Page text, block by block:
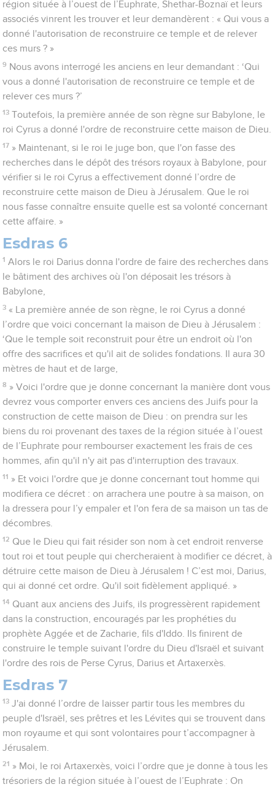
région située à l’ouest de l’Euphrate, Shethar-Boznaï et leurs
associés vinrent les trouver et leur demandèrent : « Qui vous a
donné l'autorisation de reconstruire ce temple et de relever
ces murs ? »
9 Nous avons interrogé les anciens en leur demandant : ‘Qui
vous a donné l'autorisation de reconstruire ce temple et de
relever ces murs ?’
13 Toutefois, la première année de son règne sur Babylone, le
roi Cyrus a donné l'ordre de reconstruire cette maison de Dieu.
17 » Maintenant, si le roi le juge bon, que l'on fasse des
recherches dans le dépôt des trésors royaux à Babylone, pour
vérifier si le roi Cyrus a effectivement donné l’ordre de
reconstruire cette maison de Dieu à Jérusalem. Que le roi
nous fasse connaître ensuite quelle est sa volonté concernant
cette affaire. »
Esdras 6
1 Alors le roi Darius donna l'ordre de faire des recherches dans
le bâtiment des archives où l'on déposait les trésors à
Babylone,
3 « La première année de son règne, le roi Cyrus a donné
l’ordre que voici concernant la maison de Dieu à Jérusalem :
‘Que le temple soit reconstruit pour être un endroit où l'on
offre des sacrifices et qu'il ait de solides fondations. Il aura 30
mètres de haut et de large,
8 » Voici l'ordre que je donne concernant la manière dont vous
devrez vous comporter envers ces anciens des Juifs pour la
construction de cette maison de Dieu : on prendra sur les
biens du roi provenant des taxes de la région située à l’ouest
de l’Euphrate pour rembourser exactement les frais de ces
hommes, afin qu'il n'y ait pas d'interruption des travaux.
11 » Et voici l'ordre que je donne concernant tout homme qui
modifiera ce décret : on arrachera une poutre à sa maison, on
la dressera pour l’y empaler et l'on fera de sa maison un tas de
décombres.
12 Que le Dieu qui fait résider son nom à cet endroit renverse
tout roi et tout peuple qui chercheraient à modifier ce décret, à
détruire cette maison de Dieu à Jérusalem ! C’est moi, Darius,
qui ai donné cet ordre. Qu'il soit fidèlement appliqué. »
14 Quant aux anciens des Juifs, ils progressèrent rapidement
dans la construction, encouragés par les prophéties du
prophète Aggée et de Zacharie, fils d'Iddo. Ils finirent de
construire le temple suivant l'ordre du Dieu d'Israël et suivant
l'ordre des rois de Perse Cyrus, Darius et Artaxerxès.
Esdras 7
13 J'ai donné l’ordre de laisser partir tous les membres du
peuple d'Israël, ses prêtres et les Lévites qui se trouvent dans
mon royaume et qui sont volontaires pour t’accompagner à
Jérusalem.
21 » Moi, le roi Artaxerxès, voici l’ordre que je donne à tous les
trésoriers de la région située à l’ouest de l’Euphrate : On